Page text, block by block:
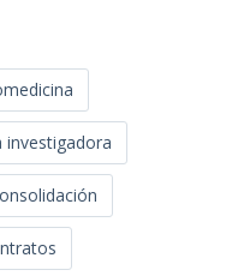
investigadora